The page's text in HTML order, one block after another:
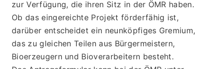
zur Verfügung, die ihren Sitz in der ÖMR haben.
Ob das eingereichte Projekt förderfähig ist,
darüber entscheidet ein neunköpfiges Gremium,
das zu gleichen Teilen aus Bürgermeistern,
Bioerzeugern und Bioverarbeitern besteht.